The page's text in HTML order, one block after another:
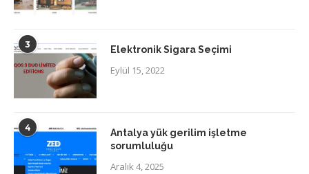
3 Elektronik Sigara Seçimi
Eylül 15, 2022
4
Antalya yük gerilim işletme
sorumluluğu
Aralık 4, 2025